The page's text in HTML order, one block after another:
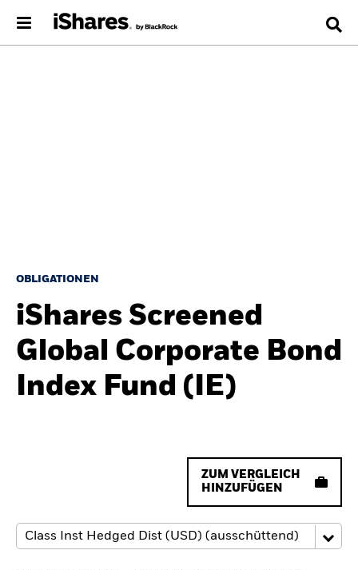
OBLIGATIONEN
iShares Screened
Global Corporate Bond
Index Fund (IE)
ZUM VERGLEICH
HINZUFÜGEN